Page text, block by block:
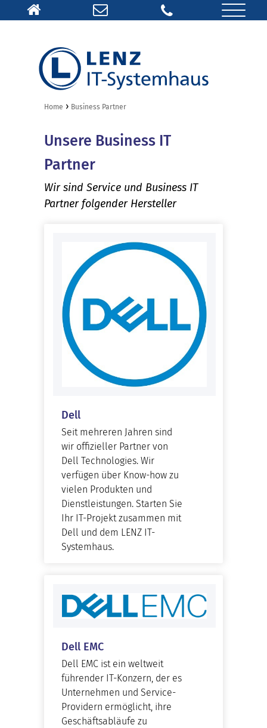
Home › Business Partner
Unsere Business IT
Partner
Wir sind Service und Business IT
Partner folgender Hersteller
Dell
Seit mehreren Jahren sind
wir offizieller Partner von
Dell Technologies. Wir
verfügen über Know-how zu
vielen Produkten und
Dienstleistungen. Starten Sie
Ihr IT-Projekt zusammen mit
Dell und dem LENZ IT-
Systemhaus.
Dell EMC
Dell EMC ist ein weltweit
führender IT-Konzern, der es
Unternehmen und Service-
Providern ermöglicht, ihre
Geschäftsabläufe zu